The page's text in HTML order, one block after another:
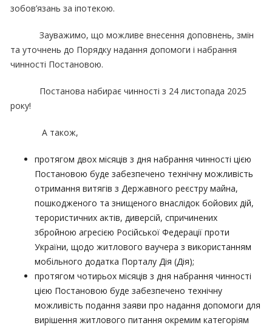
зобов’язань за іпотекою.
Зауважимо, що можливе внесення доповнень, змін
та уточнень до Порядку надання допомоги і набрання
чинності Постановою.
Постанова набирає чинності з 24 листопада 2025
року!
А також,
протягом двох місяців з дня набрання чинності цією
Постановою буде забезпечено технічну можливість
отримання витягів з Державного реєстру майна,
пошкодженого та знищеного внаслідок бойових дій,
терористичних актів, диверсій, спричинених
збройною агресією Російської Федерації проти
України, щодо житлового ваучера з використанням
мобільного додатка Порталу Дія (Дія);
протягом чотирьох місяців з дня набрання чинності
цією Постановою буде забезпечено технічну
можливість подання заяви про надання допомоги для
вирішення житлового питання окремим категоріям